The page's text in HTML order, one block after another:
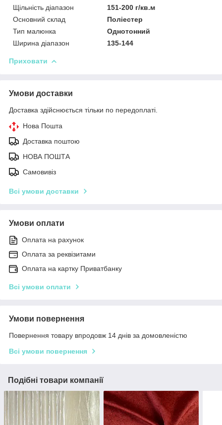
Щільність діапазон
151-200 г/кв.м
Основний склад
Поліестер
Тип малюнка
Однотонний
Ширина діапазон
135-144
Приховати
Умови доставки
Доставка здійснюється тільки по передоплаті.
Нова Пошта
Доставка поштою
НОВА ПОШТА
Самовивіз
Всі умови доставки
Умови оплати
Оплата на рахунок
Оплата за реквізитами
Оплата на картку Приватбанку
Всі умови оплати
Умови повернення
Повернення товару впродовж 14 днів за домовленістю
Всі умови повернення
Подібні товари компанії